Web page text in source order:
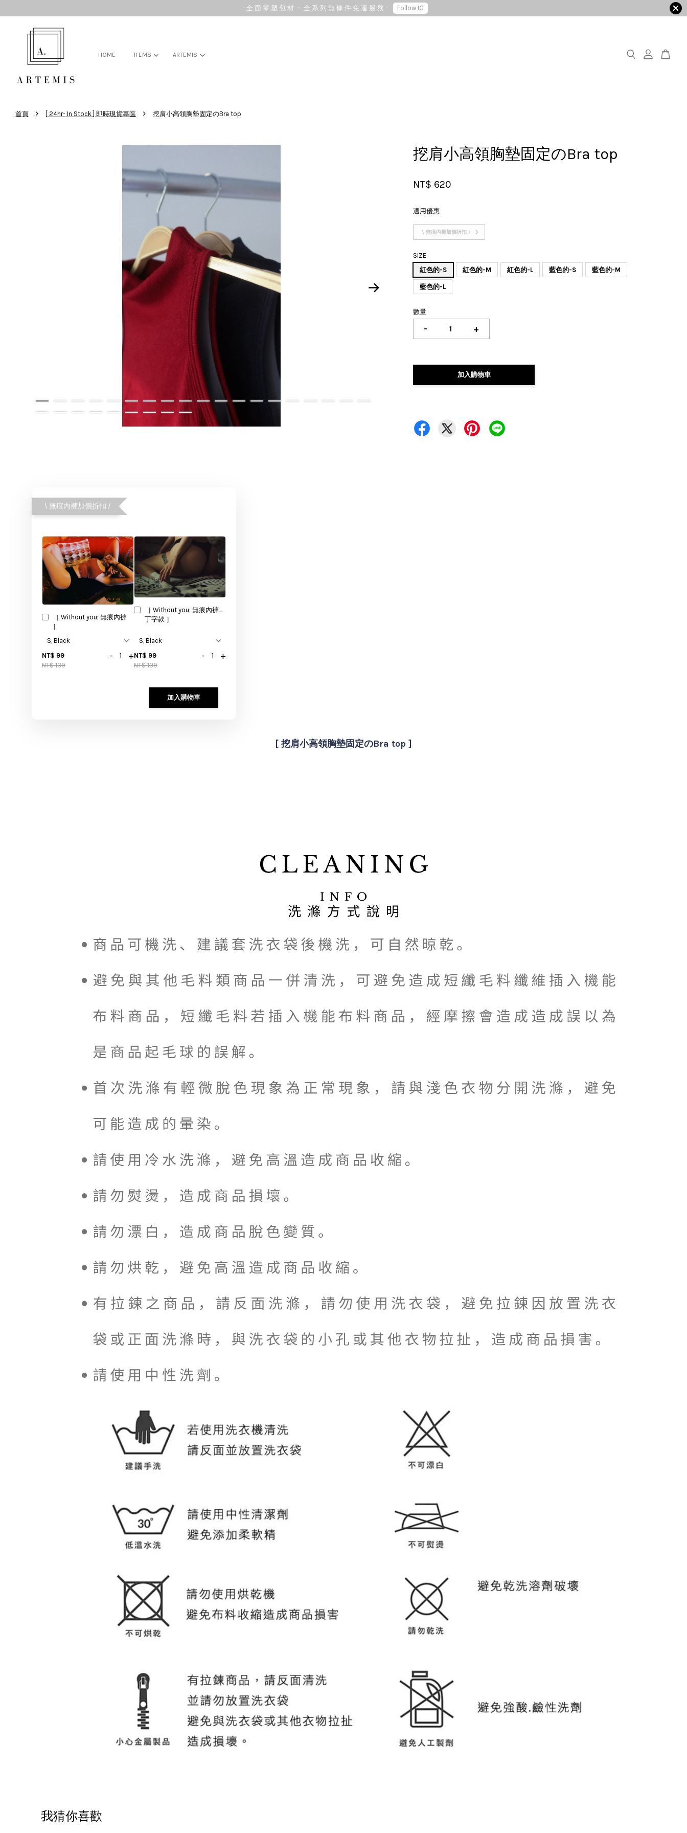
- 全 面 零 塑 包 材 ・ 全 系 列 無 條 件 免 運 服 務 - Follow IG
HOME ITEMS ARTEMIS
首頁 › [ 24hr- In Stock ] 即時現貨專區 › 挖肩小高領胸墊固定のBra top
挖肩小高領胸墊固定のBra top
NT$ 620
適用優惠
\ 無痕內褲加價折扣 /
SIZE
紅色的-S
紅色的-M 紅色的-L 藍色的-S 藍色的-M
藍色的-L
數量
- +
加入購物車
\ 無痕內褲加價折扣 /
［ Without you; 無痕內褲
］
NT$ 99
NT$ 139
- +
［ Without you; 無痕內褲_
丁字款 ］
NT$ 99
NT$ 139
- +
加入購物車
[ 挖肩小高領胸墊固定のBra top ]
我猜你喜歡